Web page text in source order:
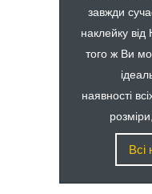
завжди
наклейку
того ж Ви
наявності
Всі